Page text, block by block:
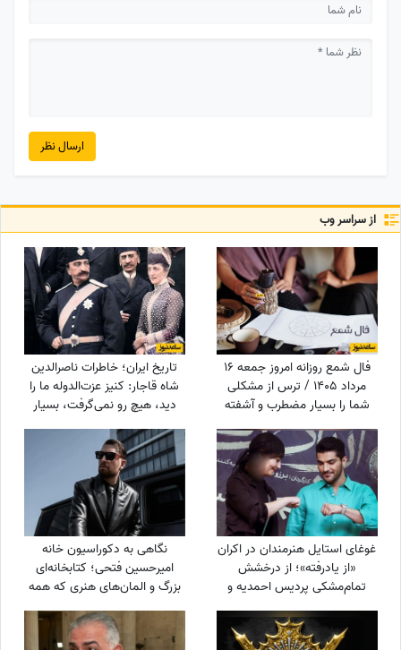
ارسال نظر
از سراسر وب
فال شمع روزانه امروز جمعه 16
مرداد 1405 / ترس از مشکلی
شما را بسیار مضطرب و آشفته
می‌کند، اما شما
تاریخ ایران؛ خاطرات ناصرالدین
شاه قاجار: کنیز عزت‌الدوله ما را
دید، هیچ رو نمی‌گرفت، بسیار
خجالت کشیدیم و...
غوغای استایل هنرمندان در اکران
«از یادرفته»؛ از درخشش
تمام‌مشکی پردیس احمدیه و
آزیتا حاجیان تا تیپ اسپورت
سینا مهراد و مجید مظفری
نگاهی به دکوراسیون خانه
امیرحسین فتحی؛ کتابخانه‌ای
بزرگ و المان‌های هنری که همه
را غافلگیر کرد/ بیخود نیست
بهش میگن آقازاده سینمای ایران